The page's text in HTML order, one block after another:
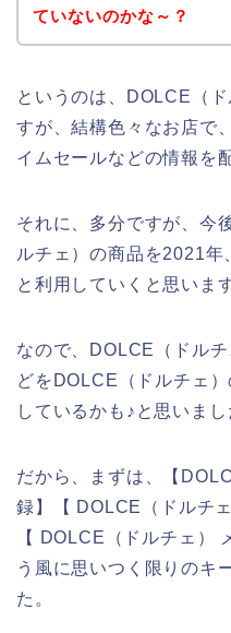
ていないのかな～？
というのは、DOLCE（
すが、結構色々なお店で
イムセールなどの情報を
それに、多分ですが、今
ルチェ）の商品を2021
と利用していくと思います
なので、DOLCE（ドル
どをDOLCE（ドルチェ
しているかも♪と思いまし
だから、まずは、【
録】【 DOLCE（ドルチ
【 DOLCE（ドルチェ）
う風に思いつく限りのキ
た。